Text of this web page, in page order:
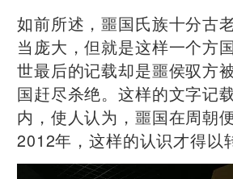
如前所述，噩国氏族十分古
当庞大，但就是这样一个方
世最后的记载却是噩侯驭方
国赶尽杀绝。这样的文字记
内，使人认为，噩国在周朝
2012年，这样的认识才得以